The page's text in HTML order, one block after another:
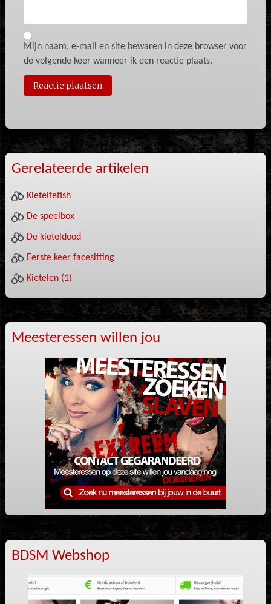
Mijn naam, e-mail en site bewaren in deze browser voor
de volgende keer wanneer ik een reactie plaats.
Gerelateerde artikelen
Kietelfetish
De speelbox
De kieteldood
Eerste keer facesitting
Kietelen (1)
Meesteressen willen jou
BDSM Webshop